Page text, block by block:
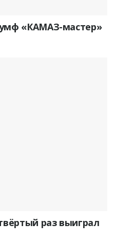
«КАМАЗ-мастер»
раз выиграл